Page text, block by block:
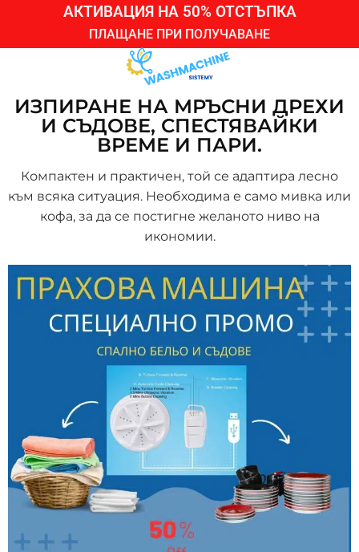
АКТИВАЦИЯ НА 50% ОТСТЪПКА
ПЛАЩАНЕ ПРИ ПОЛУЧАВАНЕ
ИЗПИРАНЕ НА МРЪСНИ ДРЕХИ
И СЪДОВЕ, СПЕСТЯВАЙКИ
ВРЕМЕ И ПАРИ.
Компактен и практичен, той се адаптира лесно
към всяка ситуация. Необходима е само мивка или
кофа, за да се постигне желаното ниво на
икономии.